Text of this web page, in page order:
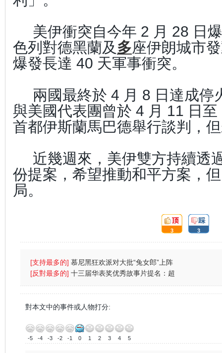
美伊衝突自今年 2 月 28 日
色列對德黑蘭及 多座伊朗城市
爆發長達 40 天軍事衝突。
兩國最終於 4 月 8 日達成停
與美國代表團曾於 4 月 11 日
首都伊斯蘭馬巴德舉行談判，
近幾週來，美伊雙方持續透
份提案，希望推動和平方案，
局。
頂
: 3
踩
: 3
[支持最多的] 慕尼黑狂欢派对大批“兔女郎”上阵
(图)
[反對最多的] 十三届华表奖优秀故事片提名：超
强台风
對本文中的事件或人物打分:
-5 -4 -3 -2 -1 0 1 2 3 4 5